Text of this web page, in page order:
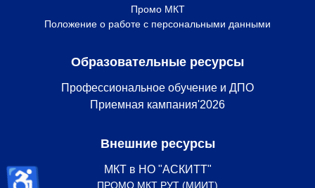
Промо МКТ
Положение о работе с персональными данными
Образовательные ресурсы
Профессиональное обучение и ДПО
Приемная кампания'2026
Внешние ресурсы
МКТ в НО "АСКИТТ"
ПРОМО МКТ РУТ (МИИТ)